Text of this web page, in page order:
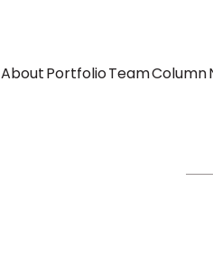
AboutPortfolioTeamColumn